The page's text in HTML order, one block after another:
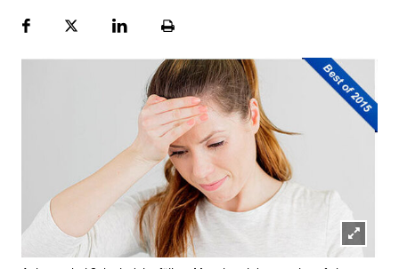
FacebookPlattformLinekdInSeite
Lightbox